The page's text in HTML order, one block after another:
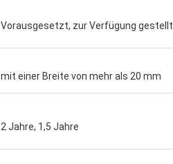
Vorausgesetzt, zur Verfügung gestellt
mit einer Breite von mehr als 20 mm
2 Jahre, 1,5 Jahre